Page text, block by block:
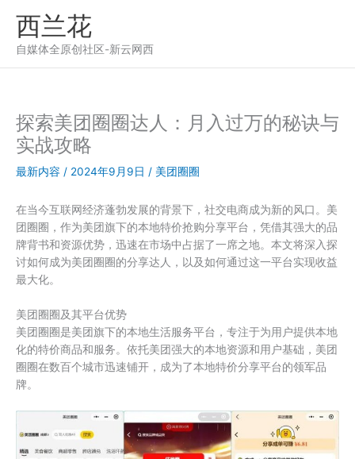
西兰花
自媒体全原创社区-新云网西
探索美团圈圈达人：月入过万的秘诀与
实战攻略
最新内容 / 2024年9月9日 / 美团圈圈
在当今互联网经济蓬勃发展的背景下，社交电商成为新的风口。美
团圈圈，作为美团旗下的本地特价抢购分享平台，凭借其强大的品
牌背书和资源优势，迅速在市场中占据了一席之地。本文将深入探
讨如何成为美团圈圈的分享达人，以及如何通过这一平台实现收益
最大化。
美团圈圈及其平台优势
美团圈圈是美团旗下的本地生活服务平台，专注于为用户提供本地
化的特价商品和服务。依托美团强大的本地资源和用户基础，美团
圈圈在数百个城市迅速铺开，成为了本地特价分享平台的领军品
牌。